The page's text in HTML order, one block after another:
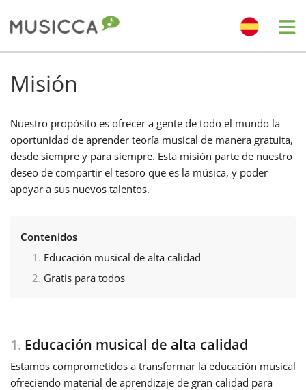
Dansk
한국어
Misión
Nuestro propósito es ofrecer a gente de todo el mundo la
oportunidad de aprender teoría musical de manera gratuita,
desde siempre y para siempre. Esta misión parte de nuestro
deseo de compartir el tesoro que es la música, y poder
apoyar a sus nuevos talentos.
Contenidos
Educación musical de alta calidad
Gratis para todos
1. Educación musical de alta calidad
Estamos comprometidos a transformar la educación musical
ofreciendo material de aprendizaje de gran calidad para